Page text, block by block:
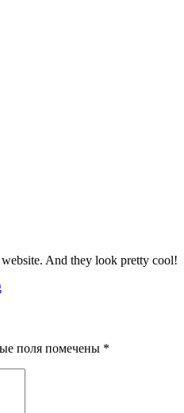
And they look pretty cool!
поля помечены *